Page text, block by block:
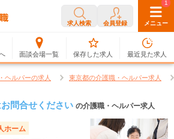
求人検索 会員登録 メニュー
面談会場一覧
0
保存した求人
1
最近見た求人
ヘルパーの求人 東京都の介護職・ヘルパー求人
問合せください の介護職・ヘルパー求人
ホーム